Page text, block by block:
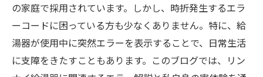
の家庭で採用されています。しかし、時折発生するエラ
ーコードに困っている方も少なくありません。特に、給
湯器が使用中に突然エラーを表示することで、日常生活
に支障をきたすこともあります。このブログでは、リン